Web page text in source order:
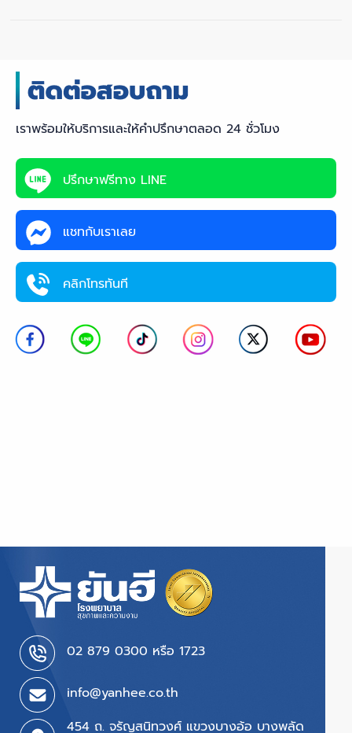
เราพร้อมให้บริการและให้คำปรึกษาตลอด 24 ชั่วโมง
ปรึกษาฟรีทาง LINE
แชทกับเราเลย
คลิกโทรทันที
02 879 0300 หรือ 1723
info@yanhee.co.th
454 ถ. จรัญสนิทวงศ์ แขวงบางอ้อ บางพลัด